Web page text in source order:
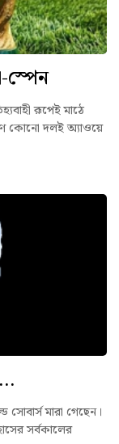
স্পেন
রূপেই মাঠে
কোনো দলই অ্যাওয়ে
সোবার্স মারা গেছেন।
সর্বকালের